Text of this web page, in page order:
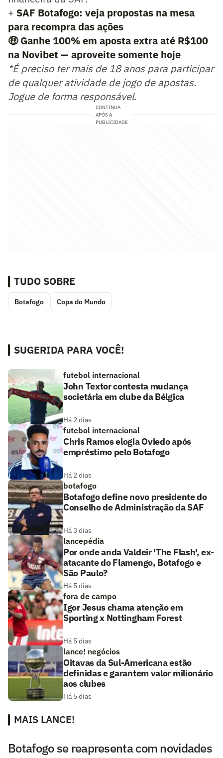
+ SAF Botafogo: veja propostas na mesa
para recompra das ações
🤑Ganhe 100% em aposta extra até R$100
na Novibet — aproveite somente hoje
*É preciso ter mais de 18 anos para participar
de qualquer atividade de jogo de apostas.
Jogue de forma responsável.
CONTINUA
APÓS A
PUBLICIDADE
TUDO SOBRE
Botafogo Copa do Mundo
SUGERIDA PARA VOCÊ!
futebol internacional
John Textor contesta mudança
societária em clube da Bélgica
Há 2 dias
futebol internacional
Chris Ramos elogia Oviedo após
empréstimo pelo Botafogo
Há 2 dias
botafogo
Botafogo define novo presidente do
Conselho de Administração da SAF
Há 3 dias
lancepédia
Por onde anda Valdeir 'The Flash', ex-
atacante do Flamengo, Botafogo e
São Paulo?
Há 5 dias
fora de campo
Igor Jesus chama atenção em
Sporting x Nottingham Forest
Há 5 dias
lance! negócios
Oitavas da Sul-Americana estão
definidas e garantem valor milionário
aos clubes
Há 5 dias
MAIS LANCE!
Botafogo se reapresenta com novidades